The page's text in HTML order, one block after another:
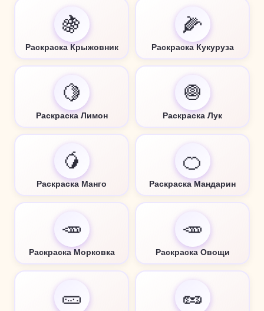
🍇
Раскраска Крыжовник
🌽
Раскраска Кукуруза
🍋
Раскраска Лимон
🧅
Раскраска Лук
🥭
Раскраска Манго
🍊
Раскраска Мандарин
🥕
Раскраска Морковка
🥕
Раскраска Овощи
🥒 🥜